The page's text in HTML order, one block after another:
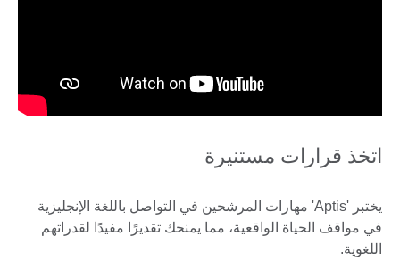
اتخذ قرارات مستنيرة
يختبر 'Aptis' مهارات المرشحين في التواصل باللغة الإنجليزية
في مواقف الحياة الواقعية، مما يمنحك تقديرًا مفيدًا لقدراتهم
اللغوية.